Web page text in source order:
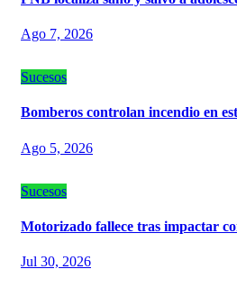
Ago 7, 2026
Sucesos
Bomberos controlan incendio en
Ago 5, 2026
Sucesos
Motorizado fallece tras impactar
Jul 30, 2026